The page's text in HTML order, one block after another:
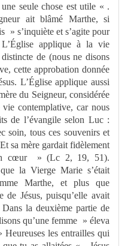
seule chose est utile « .
ait blâmé Marthe, si
» s’inquiète et s’agite pour
applique à la vie
de (nous ne disons
cette approbation donnée
L’Église applique aussi
du Seigneur, considérée
contemplative, car nous
de l’évangile selon Luc :
soin, tous ces souvenirs et
sa mère gardait fidèlement
cœur » (Lc 2, 19, 51).
la Vierge Marie s’était
Marthe, et plus que
de Jésus, puisqu’elle avait
la deuxième partie de
qu’une femme » éleva
les entrailles qui